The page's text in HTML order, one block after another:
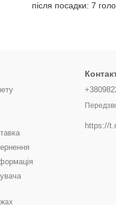
після посадки: 7
https://